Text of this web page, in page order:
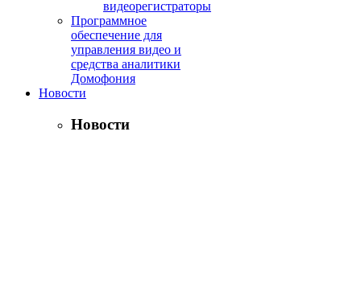
видеорегистраторы
Программное
обеспечение для
управления видео и
средства аналитики
Домофония
Новости
Новости